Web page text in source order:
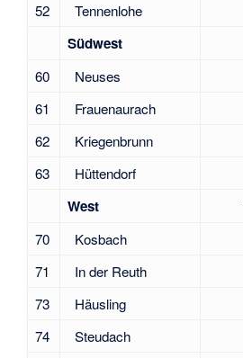
52
Tennenlohe
Südwest
60 Neuses
61
Frauenaurach
62
Kriegenbrunn
63
Hüttendorf
West
70 Kosbach
71
In der Reuth
73
Häusling
74
Steudach